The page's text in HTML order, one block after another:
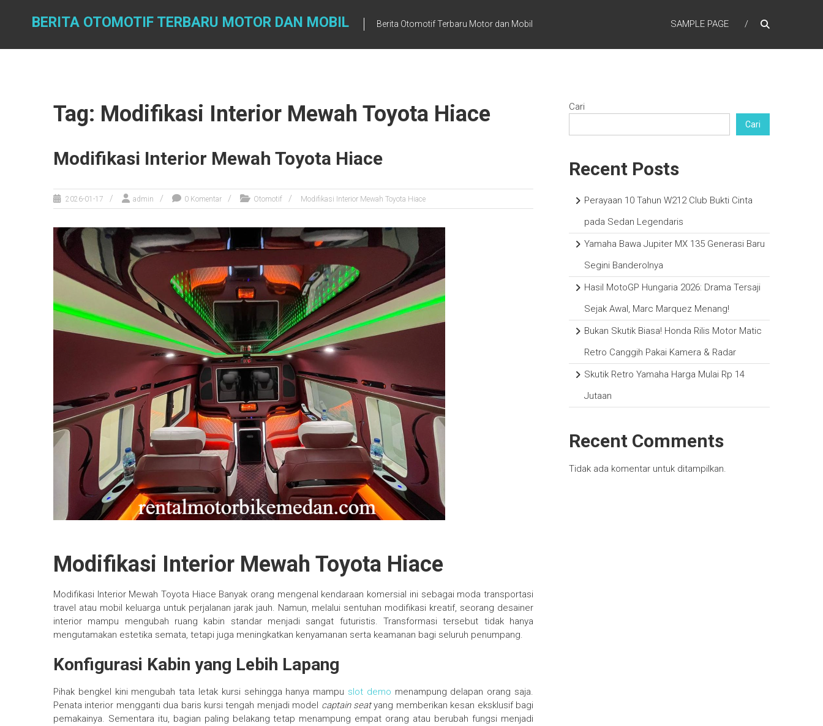
BERITA OTOMOTIF TERBARU MOTOR DAN MOBIL Berita Otomotif Terbaru Motor dan Mobil SAMPLE PAGE
Tag: Modifikasi Interior Mewah Toyota Hiace
Modifikasi Interior Mewah Toyota Hiace
2026-01-17 admin 0 Komentar Otomotif Modifikasi Interior Mewah Toyota Hiace
Modifikasi Interior Mewah Toyota Hiace
Modifikasi Interior Mewah Toyota Hiace Banyak orang mengenal kendaraan komersial ini sebagai moda transportasi
travel atau mobil keluarga untuk perjalanan jarak jauh. Namun, melalui sentuhan modifikasi kreatif, seorang desainer
interior mampu mengubah ruang kabin standar menjadi sangat futuristis. Transformasi tersebut tidak hanya
mengutamakan estetika semata, tetapi juga meningkatkan kenyamanan serta keamanan bagi seluruh penumpang.
Konfigurasi Kabin yang Lebih Lapang
Pihak bengkel kini mengubah tata letak kursi sehingga hanya mampu slot demo menampung delapan orang saja.
Penata interior mengganti dua baris kursi tengah menjadi model captain seatyang memberikan kesan eksklusif bagi
pemakainya. Sementara itu, bagian paling belakang tetap menampung empat orang atau berubah fungsi menjadi
Cari
Cari
Recent Posts
Perayaan 10 Tahun W212 Club Bukti Cinta
pada Sedan Legendaris
Yamaha Bawa Jupiter MX 135 Generasi Baru
Segini Banderolnya
Hasil MotoGP Hungaria 2026: Drama Tersaji
Sejak Awal, Marc Marquez Menang!
Bukan Skutik Biasa! Honda Rilis Motor Matic
Retro Canggih Pakai Kamera & Radar
Skutik Retro Yamaha Harga Mulai Rp 14
Jutaan
Recent Comments
Tidak ada komentar untuk ditampilkan.